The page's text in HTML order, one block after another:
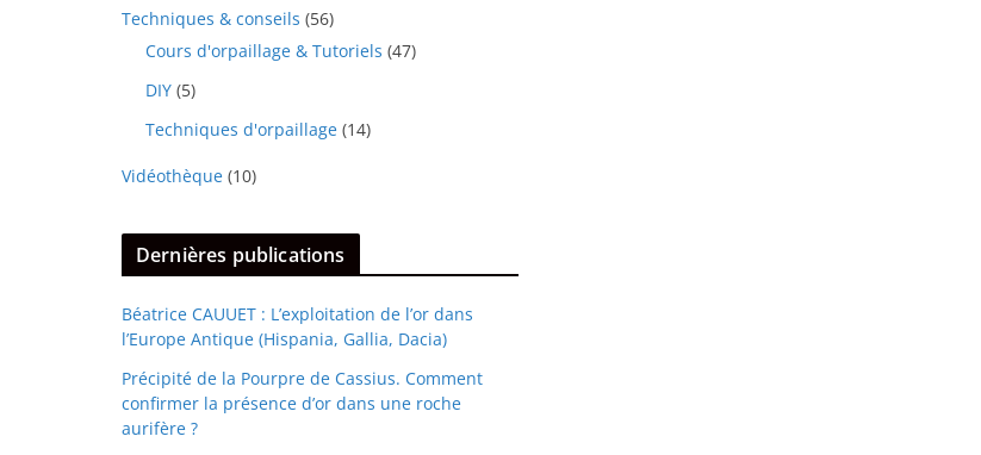
Techniques & conseils (56)
Cours d'orpaillage & Tutoriels (47)
DIY (5)
Techniques d'orpaillage (14)
Vidéothèque (10)
Dernières publications
Béatrice CAUUET : L’exploitation de l’or dans
l’Europe Antique (Hispania, Gallia, Dacia)
Précipité de la Pourpre de Cassius. Comment
confirmer la présence d’or dans une roche
aurifère ?